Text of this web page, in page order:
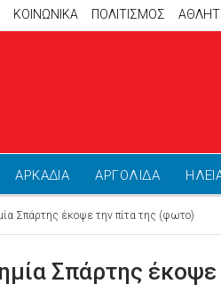
ΚΟΙΝΩΝΙΚΑ ΠΟΛΙΤΙΣΜΟΣ
ΑΡΚΑΔΙΑ ΑΡΓΟΛΙΔΑ
Σπάρτης έκοψε την πίτα της (φωτο)
Σπάρτης